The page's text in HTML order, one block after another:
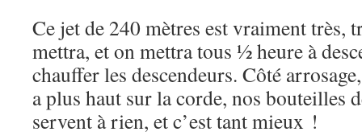
Ce jet de 240 mètres est vraiment très,
mettra, et on mettra tous ½ heure à
chauffer les descendeurs. Côté
a plus haut sur la corde, nos bouteilles
servent à rien, et c’est tant mieux !